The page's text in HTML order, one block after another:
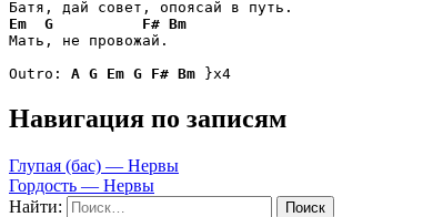
Em
G F# Bm
Мать, не провожай.
Outro: A G Em G F# Bm }x4
Навигация по записям
Глупая (бас) — Нервы
Гордость — Нервы
Найти: